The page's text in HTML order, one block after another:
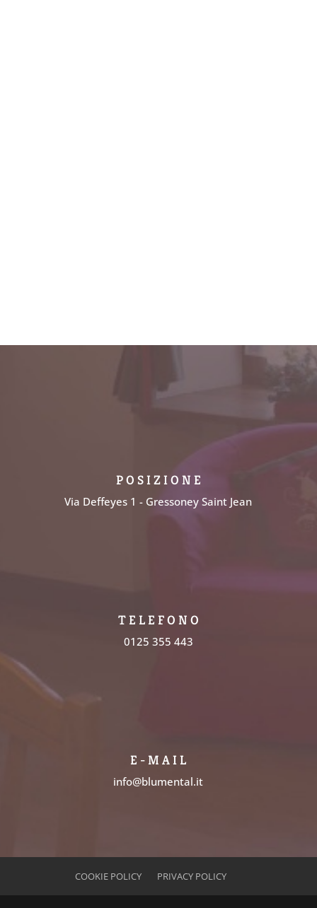
P O S I Z I O N E
Via Deffeyes 1 - Gressoney Saint Jean
T E L E F O N O
0125 355 443
E - M A I L
info@blumental.it
COOKIE POLICY PRIVACY POLICY